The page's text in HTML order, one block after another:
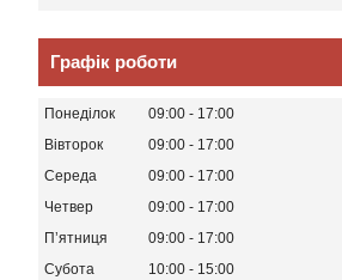
Графік роботи
Понеділок 09:00
17:00
Вівторок
09:00
17:00
Середа
09:00
17:00
Четвер
09:00
17:00
Пʼятниця
09:00
17:00
Субота
10:00
15:00